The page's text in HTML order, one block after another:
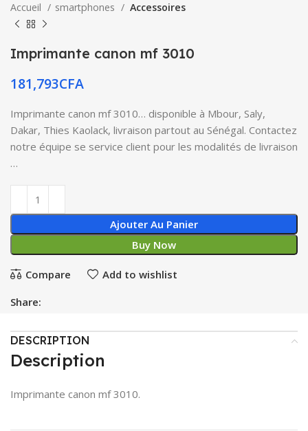
Accueil smartphones Accessoires
Imprimante canon mf 3010
181,793CFA
Imprimante canon mf 3010… disponible à Mbour, Saly,
Dakar, Thies Kaolack, livraison partout au Sénégal. Contactez
notre équipe se service client pour les modalités de livraison
…
Ajouter Au Panier
Buy Now
Compare Add to wishlist
Share:
DESCRIPTION
Description
Imprimante canon mf 3010.